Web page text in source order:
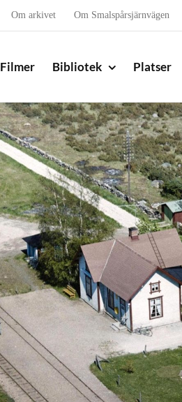
Om arkivet Om Smalspårsjärnvägen
Filmer Bibliotek Platser